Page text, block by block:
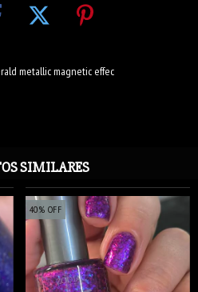
metallic magnetic effec
SIMILARES
40% OFF